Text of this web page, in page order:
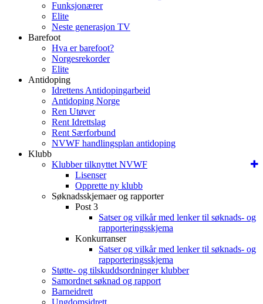
Funksjonærer
Elite
Neste generasjon TV
Barefoot
Hva er barefoot?
Norgesrekorder
Elite
Antidoping
Idrettens Antidopingarbeid
Antidoping Norge
Ren Utøver
Rent Idrettslag
Rent Særforbund
NVWF handlingsplan antidoping
Klubb
Klubber tilknyttet NVWF
Lisenser
Opprette ny klubb
Søknadsskjemaer og rapporter
Post 3
Satser og vilkår med lenker til søknads- og
rapporteringsskjema
Konkurranser
Satser og vilkår med lenker til søknads- og
rapporteringsskjema
Støtte- og tilskuddsordninger klubber
Samordnet søknad og rapport
Barneidrett
Ungdomsidrett